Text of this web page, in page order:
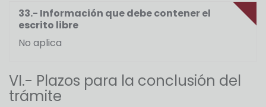
33.- Información que debe contener el
escrito libre
No aplica
VI.- Plazos para la conclusión del
trámite